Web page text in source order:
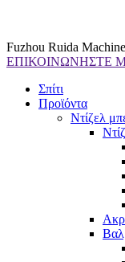
Fuzhou Ruida
ΕΠΙΚΟΙΝΩΝΗΣΤΕ
Σπίτι
Προϊόντα
Ντίζελ